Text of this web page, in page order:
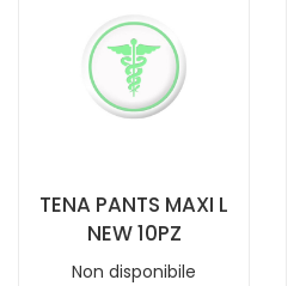
SUPER30P NON
È
DISPONIBILE
TENA PANTS MAXI L
NEW 10PZ
Non disponibile